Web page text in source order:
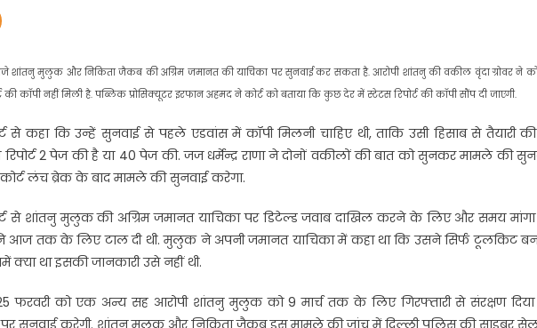
शांतनु मुलुक और निकिता जैकब की अग्रिम जमानत की याचिका पर सुनवाई कर सकता है. आरोपी शांतनु की वकील वृंदा ग्रोवर ने
कॉपी नहीं मिली है. पब्लिक प्रोसिक्यूटर इरफान अहमद ने कोर्ट को बताया कि कुछ देर में स्टेटस रिपोर्ट की कॉपी सौंप दी जाएगी.
कहा कि उन्हें सुनवाई से पहले एडवांस में कॉपी मिलनी चाहिए थी, ताकि उसी हिसाब से तैयारी
2 पेज की है या 40 पेज की. जज धर्मेन्द्र राणा ने दोनों वकीलों की बात को सुनकर मामले की
लंच ब्रेक के बाद मामले की सुनवाई करेगा.
से शांतनु मुलुक की अग्रिम जमानत याचिका पर डिटेल्ड जवाब दाखिल करने के लिए और समय मांगा
आज तक के लिए टाल दी थी. मुलुक ने अपनी जमानत याचिका में कहा था कि उसने सिर्फ टूलकिट
था इसकी जानकारी उसे नहीं थी.
फरवरी को एक अन्य सह आरोपी शांतनु मुलुक को 9 मार्च तक के लिए गिरफ्तारी से संरक्षण दिया